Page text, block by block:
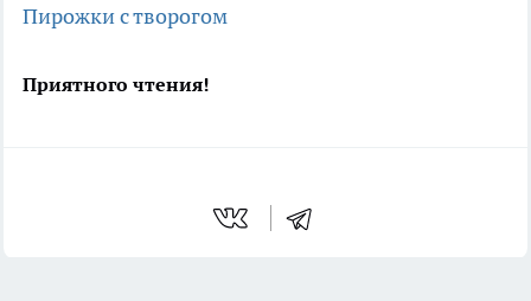
Пирожки с творогом
Приятного чтения!